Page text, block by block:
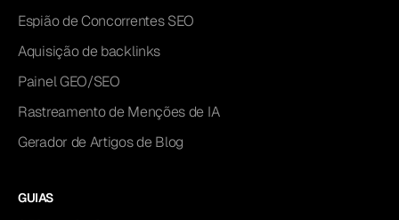
Espião de Concorrentes SEO
Aquisição de backlinks
Painel GEO/SEO
Rastreamento de Menções de IA
Gerador de Artigos de Blog
GUIAS